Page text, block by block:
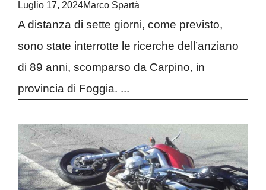
Luglio 17, 2024Marco Spartà
A distanza di sette giorni, come previsto,
sono state interrotte le ricerche dell’anziano
di 89 anni, scomparso da Carpino, in
provincia di Foggia. ...